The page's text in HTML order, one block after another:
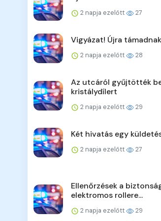
2 napja ezelőtt 27
Vigyázat! Újra
2 napja ezelőtt 28
Az utcáról gyűjtötték
kristálydílert
2 napja ezelőtt 29
Két hivatás egy
2 napja ezelőtt 27
Ellenőrzések a
elektromos rollere...
2 napja ezelőtt 29